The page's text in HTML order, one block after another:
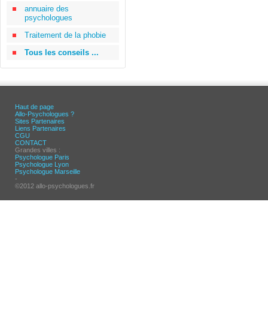
annuaire des
psychologues
Traitement de la phobie
Tous les conseils ...
Haut de page
Allo-Psychologues ?
Sites Partenaires
Liens Partenaires
CGU
CONTACT
Grandes villes :
Psychologue Paris
Psychologue Lyon
Psychologue Marseille
-
©2012 allo-psychologues.fr